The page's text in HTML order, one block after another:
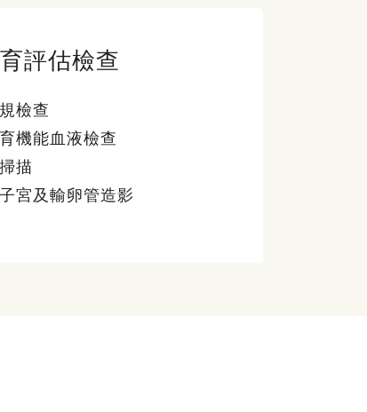
評估檢查
檢查
機能血液檢查
描
宮及輸卵管造影